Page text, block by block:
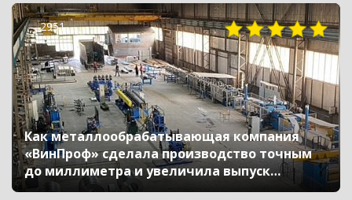
2951
Как металлообрабатывающая компания
«ВинПроф» сделала производство точным
до миллиметра и увеличила выпуск
продукции на 25%